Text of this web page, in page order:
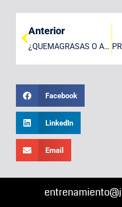
Anterior
¿QUEMAGRASAS O ALTA INTENSIDAD?
Facebook
LinkedIn
Email